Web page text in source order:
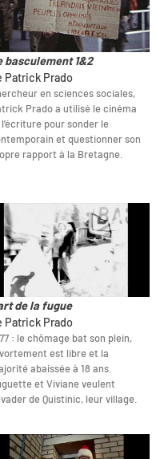
basculement 1&2
Patrick Prado
en sciences sociales,
Prado a utilisé le cinéma
pour sonder le
et questionner son
rapport à la Bretagne.
de la fugue
Patrick Prado
: le chômage bat son plein,
est libre et la
abaissée à 18 ans.
et Viviane veulent
de Quistinic, leur village.